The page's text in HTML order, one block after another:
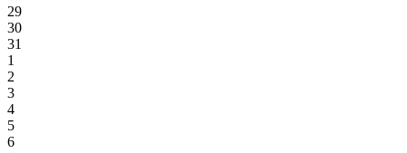
29
30
31
1
2
3
4
5
6